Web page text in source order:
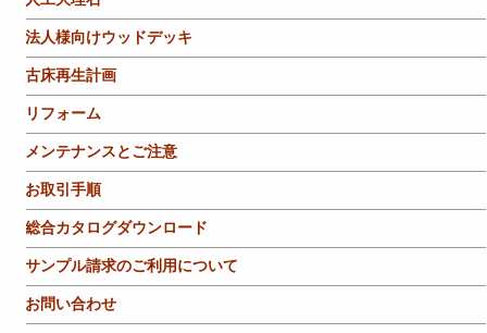
法人様向けウッドデッキ
古床再生計画
リフォーム
メンテナンスとご注意
お取引手順
総合カタログダウンロード
サンプル請求のご利用について
お問い合わせ